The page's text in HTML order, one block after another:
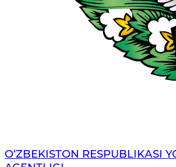
O‘ZBЕKISTОN RЕSPUBLIKАSI